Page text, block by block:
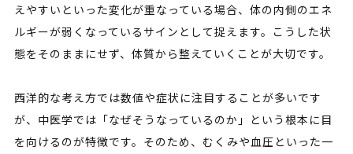
えやすいといった変化が重なっている場合、体の内側のエネ
ルギーが弱くなっているサインとして捉えます。こうした状
態をそのままにせず、体質から整えていくことが大切です。
西洋的な考え方では数値や症状に注目することが多いです
が、中医学では「なぜそうなっているのか」という根本に目
を向けるのが特徴です。そのため、むくみや血圧といった一